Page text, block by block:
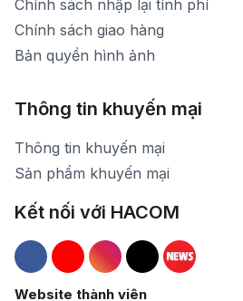
Chính sách nhập lại tính phí
Chính sách giao hàng
Bản quyền hình ảnh
Thông tin khuyến mại
Thông tin khuyến mại
Sản phẩm khuyến mại
Kết nối với HACOM
Hacom Facebook
Hacom YouTube
Hacom Instagram
Hacom TikTok
Website thành viên